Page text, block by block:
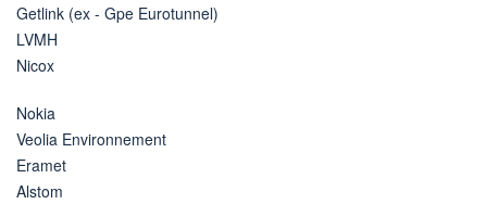
Getlink (ex - Gpe Eurotunnel)
LVMH
Nicox
Nokia
Veolia Environnement
Eramet
Alstom